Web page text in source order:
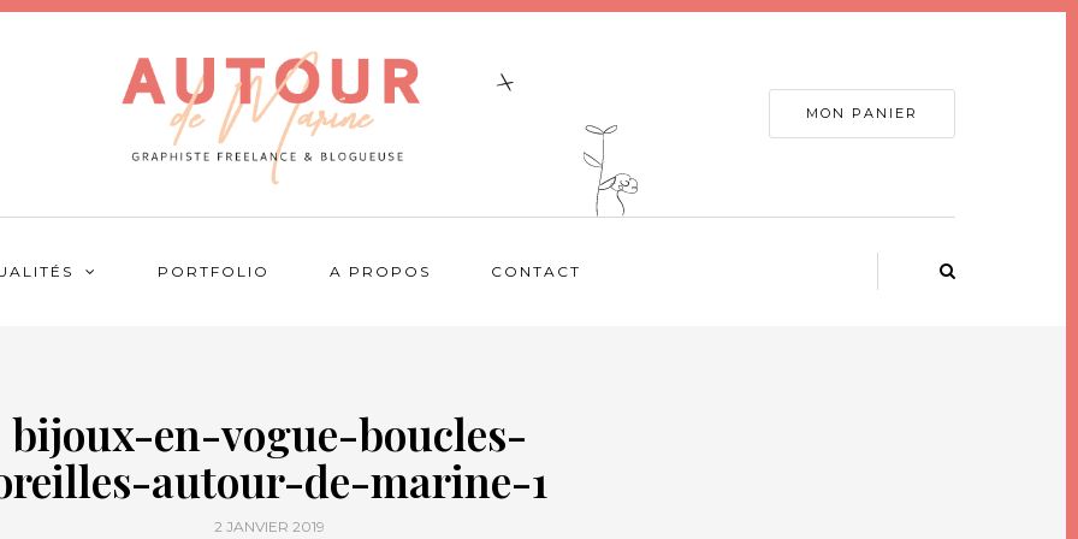
MON PANIER
PORTFOLIO A PROPOS CONTACT
bijoux-en-vogue-boucles-
autour-de-marine-1
2 JANVIER 2019